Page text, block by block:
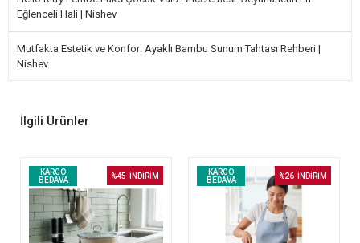
Eğlenceli Hali | Nishev
Mutfakta Estetik ve Konfor: Ayaklı Bambu Sunum Tahtası Rehberi |
Nishev
İlgili Ürünler
KARGO
BEDAVA
%45 İNDİRİM
KARGO
BEDAVA
%26 İNDİRİM